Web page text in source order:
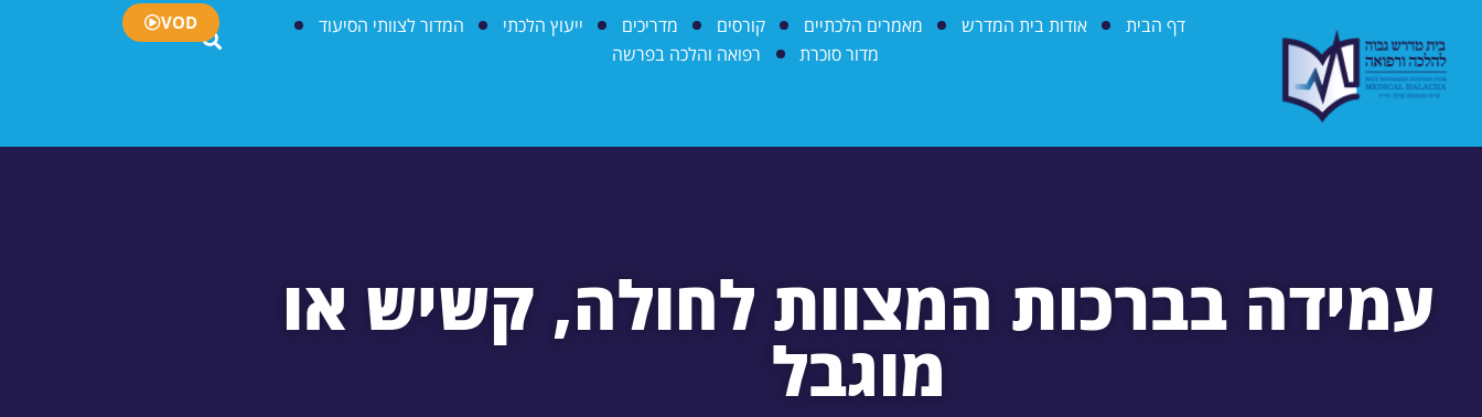
דף הבית אודות בית המדרש מאמרים הלכתיים קורסים מדריכים ייעוץ הלכתי
המדור לצוותי הסיעוד
מדור סוכרת
רפואה והלכה בפרשה
VOD
עמידה בברכות המצוות לחולה, קשיש או
מוגבל